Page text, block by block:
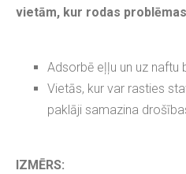
vietām, kur rodas
Adsorbē eļļu un uz naftu
Vietās, kur var rasties
paklāji samazina
IZMĒRS: